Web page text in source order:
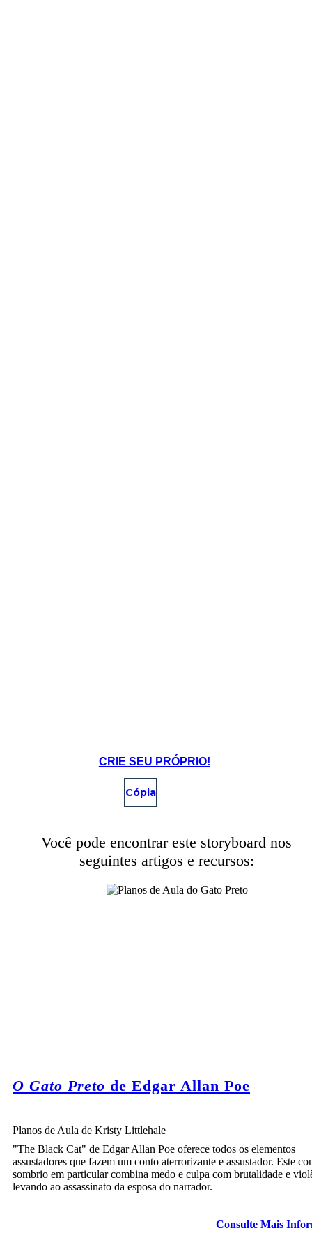
CRIE SEU PRÓPRIO!
Cópia
Você pode encontrar este storyboard nos
seguintes artigos e recursos:
O Gato Preto de Edgar Allan Poe
Planos de Aula de Kristy Littlehale
"The Black Cat" de Edgar Allan Poe oferece todos os elementos
assustadores que fazem um conto aterrorizante e assustador. Este
sombrio em particular combina medo e culpa com brutalidade e
levando ao assassinato da esposa do narrador.
Consulte Mais